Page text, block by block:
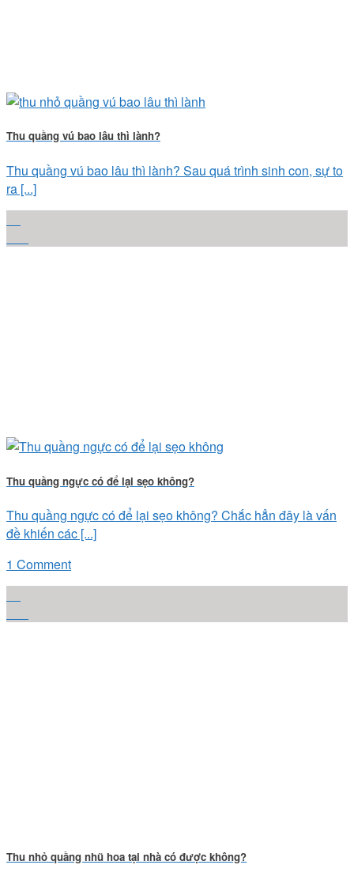
Thu quầng vú bao lâu thì lành?
Thu quầng vú bao lâu thì lành? Sau quá trình sinh con, sự to
ra [...]
Thu quầng ngực có để lại sẹo không?
Thu quầng ngực có để lại sẹo không? Chắc hẳn đây là vấn
đề khiến các [...]
1 Comment
Thu nhỏ quầng nhũ hoa tại nhà có được không?